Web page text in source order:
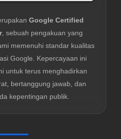
Google Certified
, sebuah pengakuan yang
memenuhi standar kualitas
Google. Kepercayaan ini
untuk terus menghadirkan
bertanggung jawab, dan
kepentingan publik.